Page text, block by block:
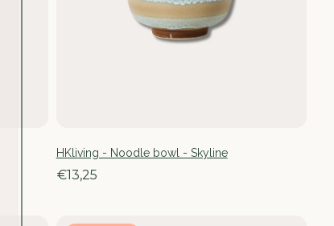
HKliving - Noodle bowl - Skyline
€13,25